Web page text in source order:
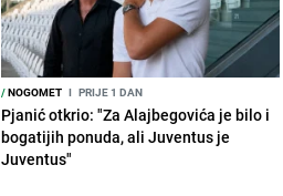
/NOGOMET I PRIJE 1 DAN
Pjanić otkrio: "Za Alajbegovića je bilo i
bogatijih ponuda, ali Juventus je
Juventus"